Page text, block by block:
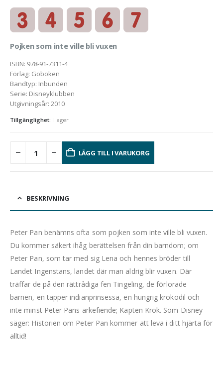
Pojken som inte ville bli vuxen
ISBN: 978-91-7311-4
Förlag: Goboken
Bandtyp: Inbunden
Serie: Disneyklubben
Utgivningsår: 2010
Tillgänglighet: I lager
LÄGG TILL I VARUKORG
BESKRIVNING
Peter Pan benämns ofta som pojken som inte ville bli vuxen.
Du kommer säkert ihåg berättelsen från din barndom; om
Peter Pan, som tar med sig Lena och hennes bröder till
Landet Ingenstans, landet där man aldrig blir vuxen. Där
träffar de på den rättrådiga fen Tingeling, de förlorade
barnen, en tapper indianprinsessa, en hungrig krokodil och
inte minst Peter Pans ärkefiende; Kapten Krok. Som Disney
säger: Historien om Peter Pan kommer att leva i ditt hjärta för
alltid!